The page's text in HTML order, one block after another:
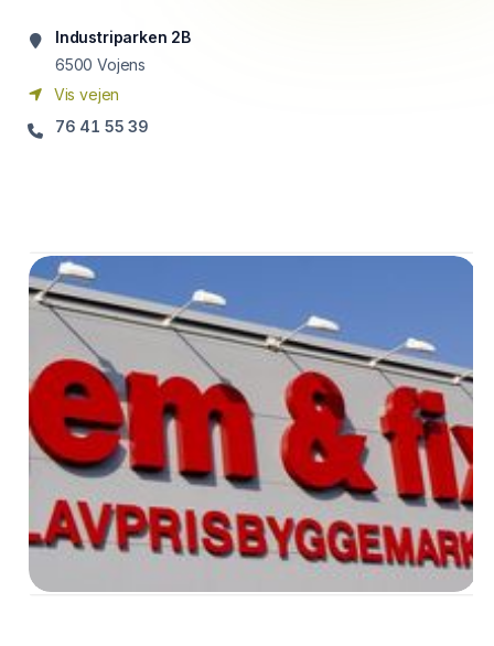
Industriparken 2B
6500 Vojens
Vis vejen
76 41 55 39